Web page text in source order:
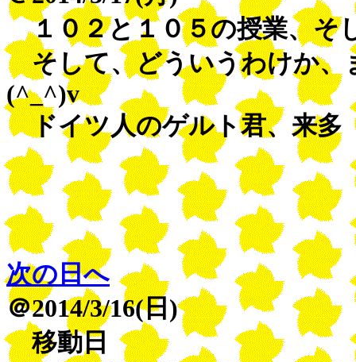
１０２と１０５の授業、そ
そして、どういうわけか、
(^_^)v
ドイツ人のゲルト君、来多
次の日へ
＠2014/3/16(日)
移動日